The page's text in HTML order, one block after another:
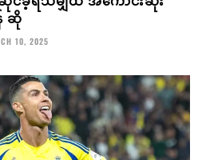
ဆို
10, 2025